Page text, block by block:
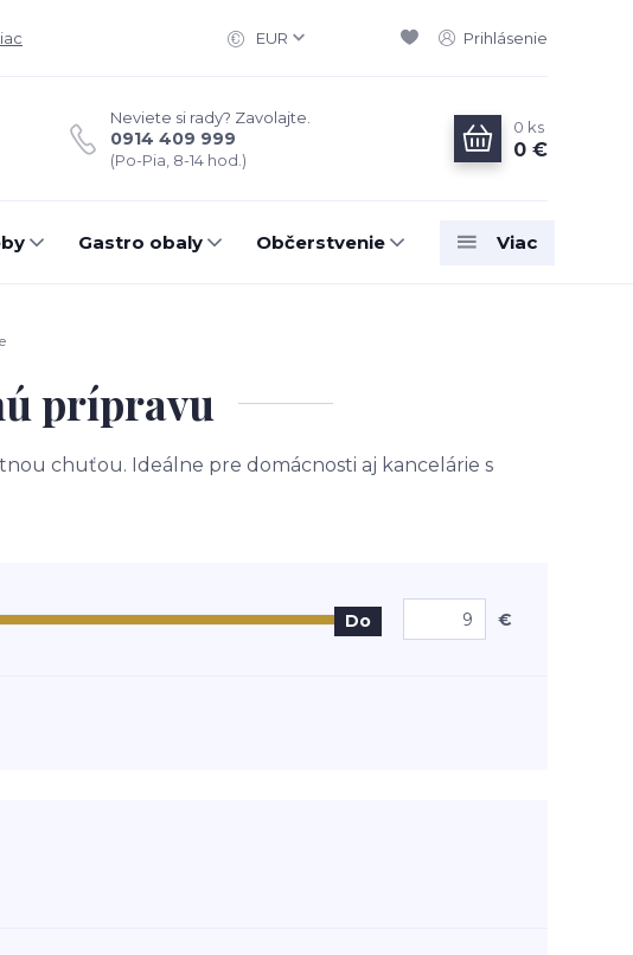
EUR Prihlásenie
Neviete si rady? Zavolajte.
0914 409 999
(Po-Pia, 8-14 hod.)
0 ks
0 €
Gastro obaly Občerstvenie Viac
prípravu
chuťou. Ideálne pre domácnosti aj kancelárie s
Do €